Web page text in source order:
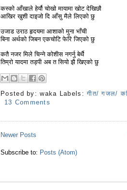
कस्को आँखाले हेर्यौ चोखो मायामा खोट देखिछौ
आखिर खुशी दाइजो दि आँसु मैले लिएको छु
उजाड उराठ हृदयमा आशाको मुना भाँची
बिना अर्थको जिबन एकचोटि फेरि जिएको छु
कतै नजर मिले चिन्ने कोशीस नगर्नु बेर्थै
तिम्रो यादमा तड्पी अब त सियो झै खिएको छु
Posted by:waka Labels:गीत/ गजल/
13 Comments
Newer Posts
Subscribe to: Posts (Atom)